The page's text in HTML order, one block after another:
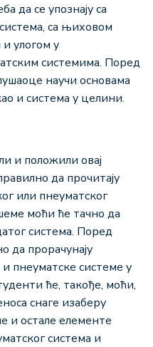
да се упознају са
са њиховом
улогом у
системима. Поред
научи основама
и система у целини.
и положили овај
да прочитају
или пнеуматског
моћи ће тачно да
система. Поред
да прорачунају
пнеуматске системе у
ће, такође, моћи,
снаге изаберу
и остале елементе
система и